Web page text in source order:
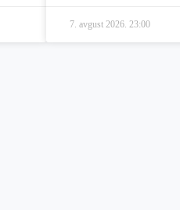
7. avgust 2026. 23:00